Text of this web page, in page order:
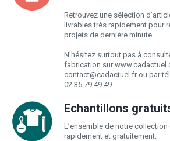
Retrouvez une sélection
livrables très rapidement pour
projets de dernière minute.
N’hésitez surtout pas à
fabrication sur
contact@cadactuel.frou par
02.35.79.49.49.
Echantillons
L’ensemble de notre
rapidement et gratuitement.